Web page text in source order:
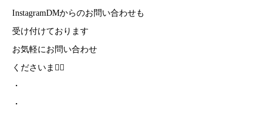
InstagramDMからのお問い合わせも
受け付けております
お気軽にお問い合わせ
くださいませ🏻
・
・